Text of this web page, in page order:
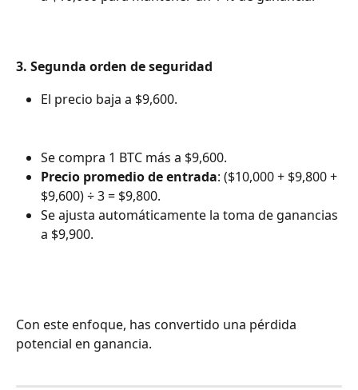
3. Segunda orden de seguridad
El precio baja a $9,600.
Se compra 1 BTC más a $9,600.
Precio promedio de entrada: ($10,000 + $9,800 +
$9,600) ÷ 3 = $9,800.
Se ajusta automáticamente la toma de ganancias
a $9,900.
Con este enfoque, has convertido una pérdida
potencial en ganancia.